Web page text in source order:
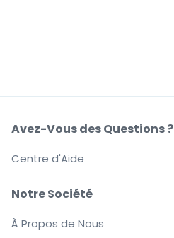
Notre Société
À Propos de Nous
Avez-Vous des Questions ?
Centre d'Aide